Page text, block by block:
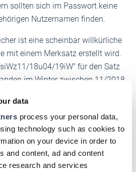
data
process your personal data,
technology such as cookies to
on your device in order to
and content, ad and content
research and services
sollten sich im Passwort keine
Nutzer­namen finden.
ist eine scheinbar willkürliche
mit einem Merksatz erstellt wird.
18u04/19iW" für den Satz
im Winter zwischen 11/2018
wird das Passwort noch
Beispiel
Passwörter mit Namen,
Wörtern, die sich im Duden oder